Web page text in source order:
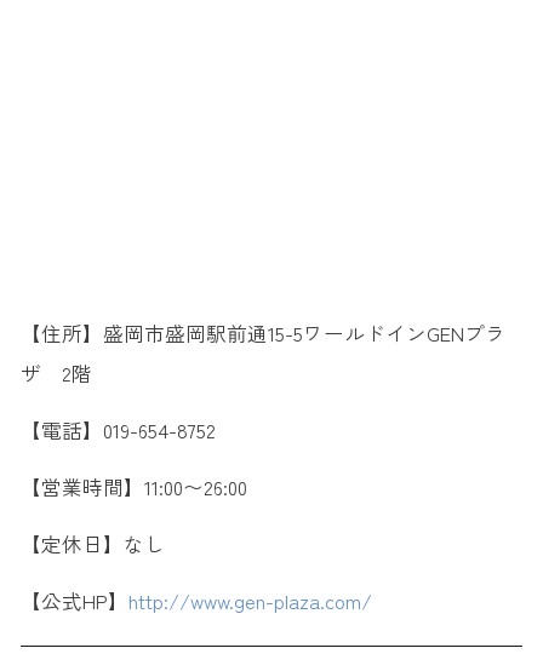
【住所】盛岡市盛岡駅前通15-5ワールドインGENプラ
ザ 2階
【電話】019-654-8752
【営業時間】11:00〜26:00
【定休日】なし
【公式HP】 http://www.gen-plaza.com/